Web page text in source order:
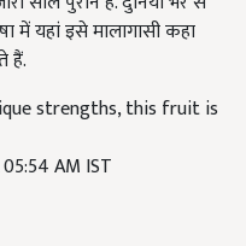
में यहां इसे मालागासी कहा
हैं.
strengths, this fruit is
AM IST